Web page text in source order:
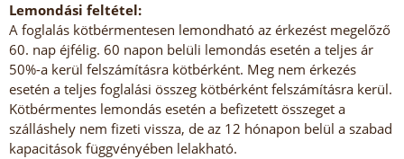
Lemondási feltétel:
A foglalás kötbérmentesen lemondható az érkezést megelőző
60. nap éjfélig. 60 napon belüli lemondás esetén a teljes ár
50%-a kerül felszámításra kötbérként. Meg nem érkezés
esetén a teljes foglalási összeg kötbérként felszámításra kerül.
Kötbérmentes lemondás esetén a befizetett összeget a
szálláshely nem fizeti vissza, de az 12 hónapon belül a szabad
kapacitások függvényében lelakható.